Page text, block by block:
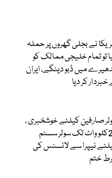
نے بجلی گھروں پر حملہ
تو تمام خلیجی ممالک کو
میں ڈبو دینگے، ایران
خبردار کر دیا
صارفین کیلئے خوشخبری ،
25کلو واٹ تک سولر سسٹم
نیپرا سے لائسنس کی
ختم